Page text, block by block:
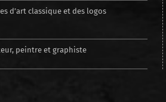
d’art classique et des logos
peintre et graphiste